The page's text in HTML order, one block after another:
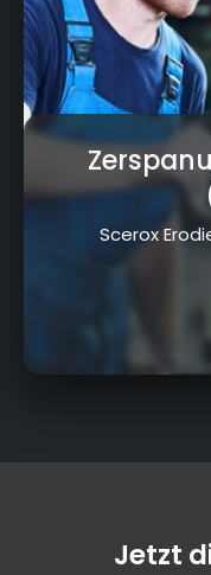
Scerox
Jetzt